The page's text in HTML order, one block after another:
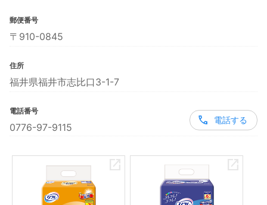
郵便番号
〒910-0845
住所
福井県福井市志比口3-1-7
電話番号
0776-97-9115
電話する